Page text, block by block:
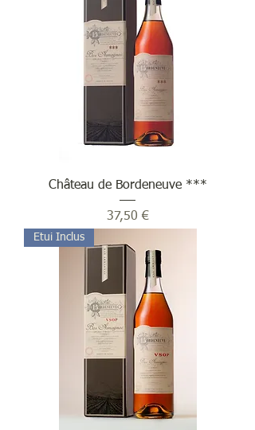
Château de Bordeneuve ***
Prix
37,50 €
Etui Inclus